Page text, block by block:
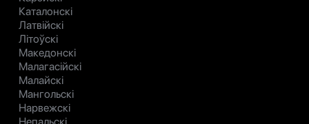
Каталонскі
Латвійскі
Літоўскі
Македонскі
Малагасійскі
Малайскі
Мангольскі
Нарвежскі